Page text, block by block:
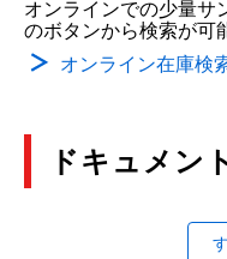
オンラインでの少量サ
のボタンから検索が可
オンライン在庫検
ドキュメン